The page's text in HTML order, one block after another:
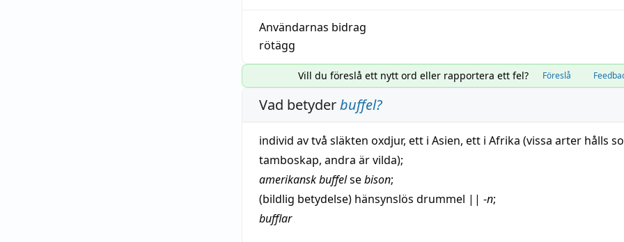
Användarnas bidrag
rötägg
Vill du föreslå ett nytt ord eller rapportera ett fel? Föreslå
Vad betyderbuffel?
individ av två släkten oxdjur, ett i Asien, ett i Afrika (vissa arter hålls
tamboskap, andra är vilda);
amerikanskbuffelsebison;
(bildlig betydelse) hänsynslös drummel || -n;
bufflar